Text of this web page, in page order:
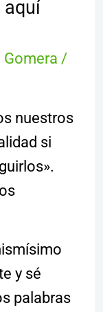
aquí
/
nuestros
si
y sé
palabras